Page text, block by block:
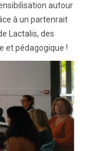
autour
à un partenrait
Lactalis, des
et pédagogique !